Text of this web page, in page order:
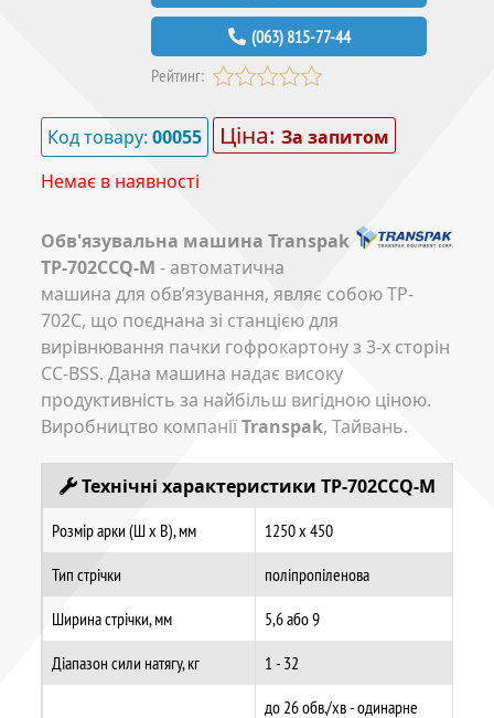
(063) 815-77-44
Рейтинг:
Код товару: 00055 Ціна: За запитом
Немає в наявності
Обв'язувальна машина Transpak
TP-702CCQ-M - автоматична
машина для обв’язування, являє собою TP-
702C, що поєднана зі станцією для
вирівнювання пачки гофрокартону з 3-х сторін
CC-BSS. Дана машина надає високу
продуктивність за найбільш вигідною ціною.
Виробництво компаніїTranspak, Тайвань.
Технічні характеристики TP-702CCQ-M
Розмір арки (Ш х В), мм
1250 х 450
Тип стрічки
поліпропіленова
Ширина стрічки, мм
5,6 або 9
Діапазон сили натягу, кг
1 - 32
до 26 обв./хв - одинарне